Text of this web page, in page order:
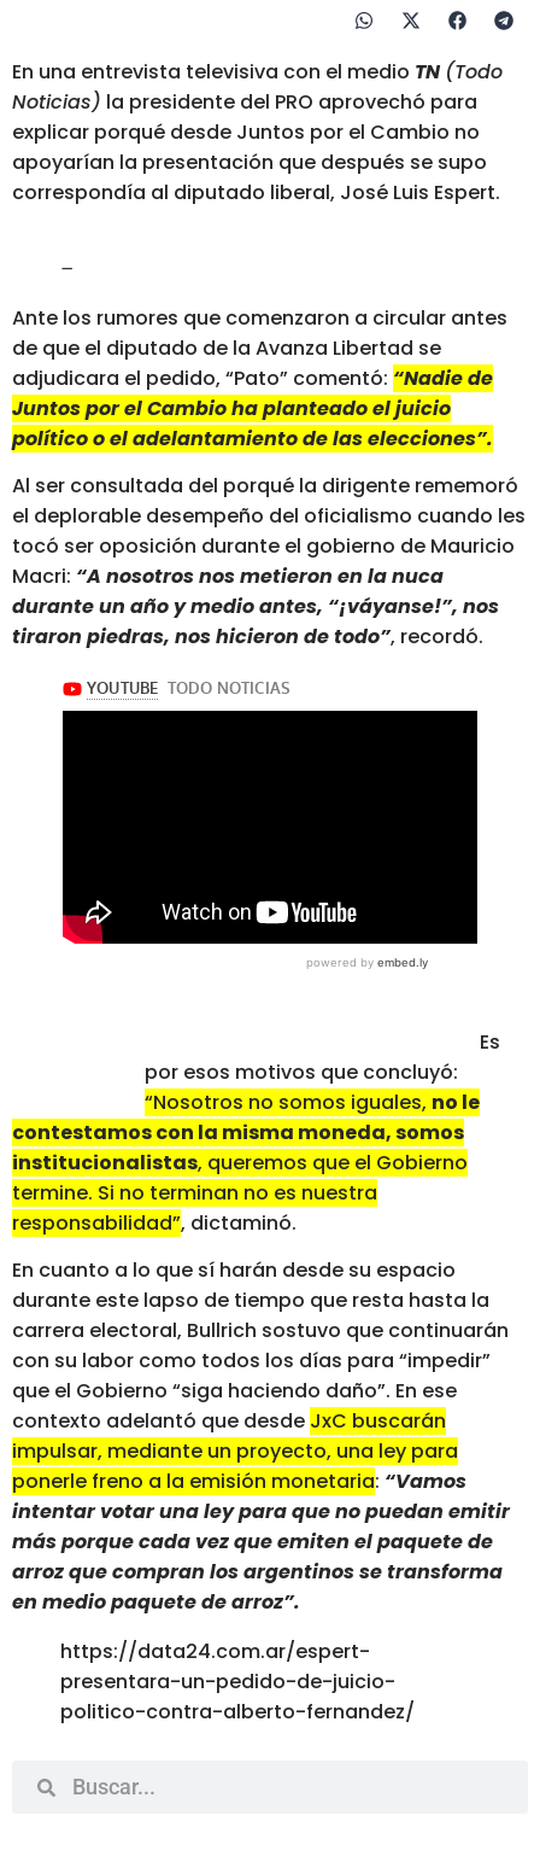
En una entrevista televisiva con el medio TN (Todo
Noticias) la presidente del PRO aprovechó para
explicar porqué desde Juntos por el Cambio no
apoyarían la presentación que después se supo
correspondía al diputado liberal, José Luis Espert.
–
Ante los rumores que comenzaron a circular antes
de que el diputado de la Avanza Libertad se
adjudicara el pedido, “Pato” comentó: “Nadie de
Juntos por el Cambio ha planteado el juicio
político o el adelantamiento de las elecciones”.
Al ser consultada del porqué la dirigente rememoró
el deplorable desempeño del oficialismo cuando les
tocó ser oposición durante el gobierno de Mauricio
Macri: “A nosotros nos metieron en la nuca
durante un año y medio antes, “¡váyanse!”, nos
tiraron piedras, nos hicieron de todo”, recordó.
Es
por esos motivos que concluyó:
“Nosotros no somos iguales, no le
contestamos con la misma moneda, somos
institucionalistas, queremos que el Gobierno
termine. Si no terminan no es nuestra
responsabilidad”, dictaminó.
En cuanto a lo que sí harán desde su espacio
durante este lapso de tiempo que resta hasta la
carrera electoral, Bullrich sostuvo que continuarán
con su labor como todos los días para “impedir”
que el Gobierno “siga haciendo daño”. En ese
contexto adelantó que desde JxC buscarán
impulsar, mediante un proyecto, una ley para
ponerle freno a la emisión monetaria: “Vamos
intentar votar una ley para que no puedan emitir
más porque cada vez que emiten el paquete de
arroz que compran los argentinos se transforma
en medio paquete de arroz”.
https://data24.com.ar/espert-
presentara-un-pedido-de-juicio-
politico-contra-alberto-fernandez/